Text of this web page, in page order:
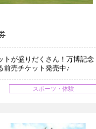
トが盛りだくさん！万博記念
前売チケット発売中♪
スポーツ・体験